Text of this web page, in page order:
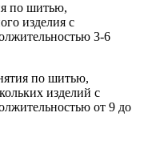
по шитью,
изделия с
3-6
по шитью,
изделий с
от 9 до